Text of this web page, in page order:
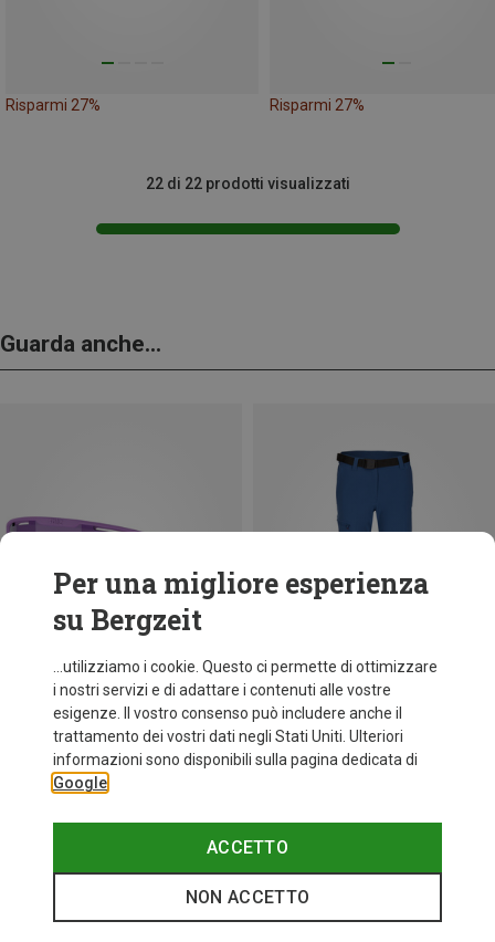
Risparmi 27% Risparmi 27%
22 di 22 prodotti visualizzati
Guarda anche...
+10
fino a 34%
Per una migliore esperienza
su Bergzeit
...utilizziamo i cookie. Questo ci permette di ottimizzare
i nostri servizi e di adattare i contenuti alle vostre
esigenze. Il vostro consenso può includere anche il
trattamento dei vostri dati negli Stati Uniti. Ulteriori
informazioni sono disponibili sulla pagina dedicata di
Google
ACCETTO
NON ACCETTO